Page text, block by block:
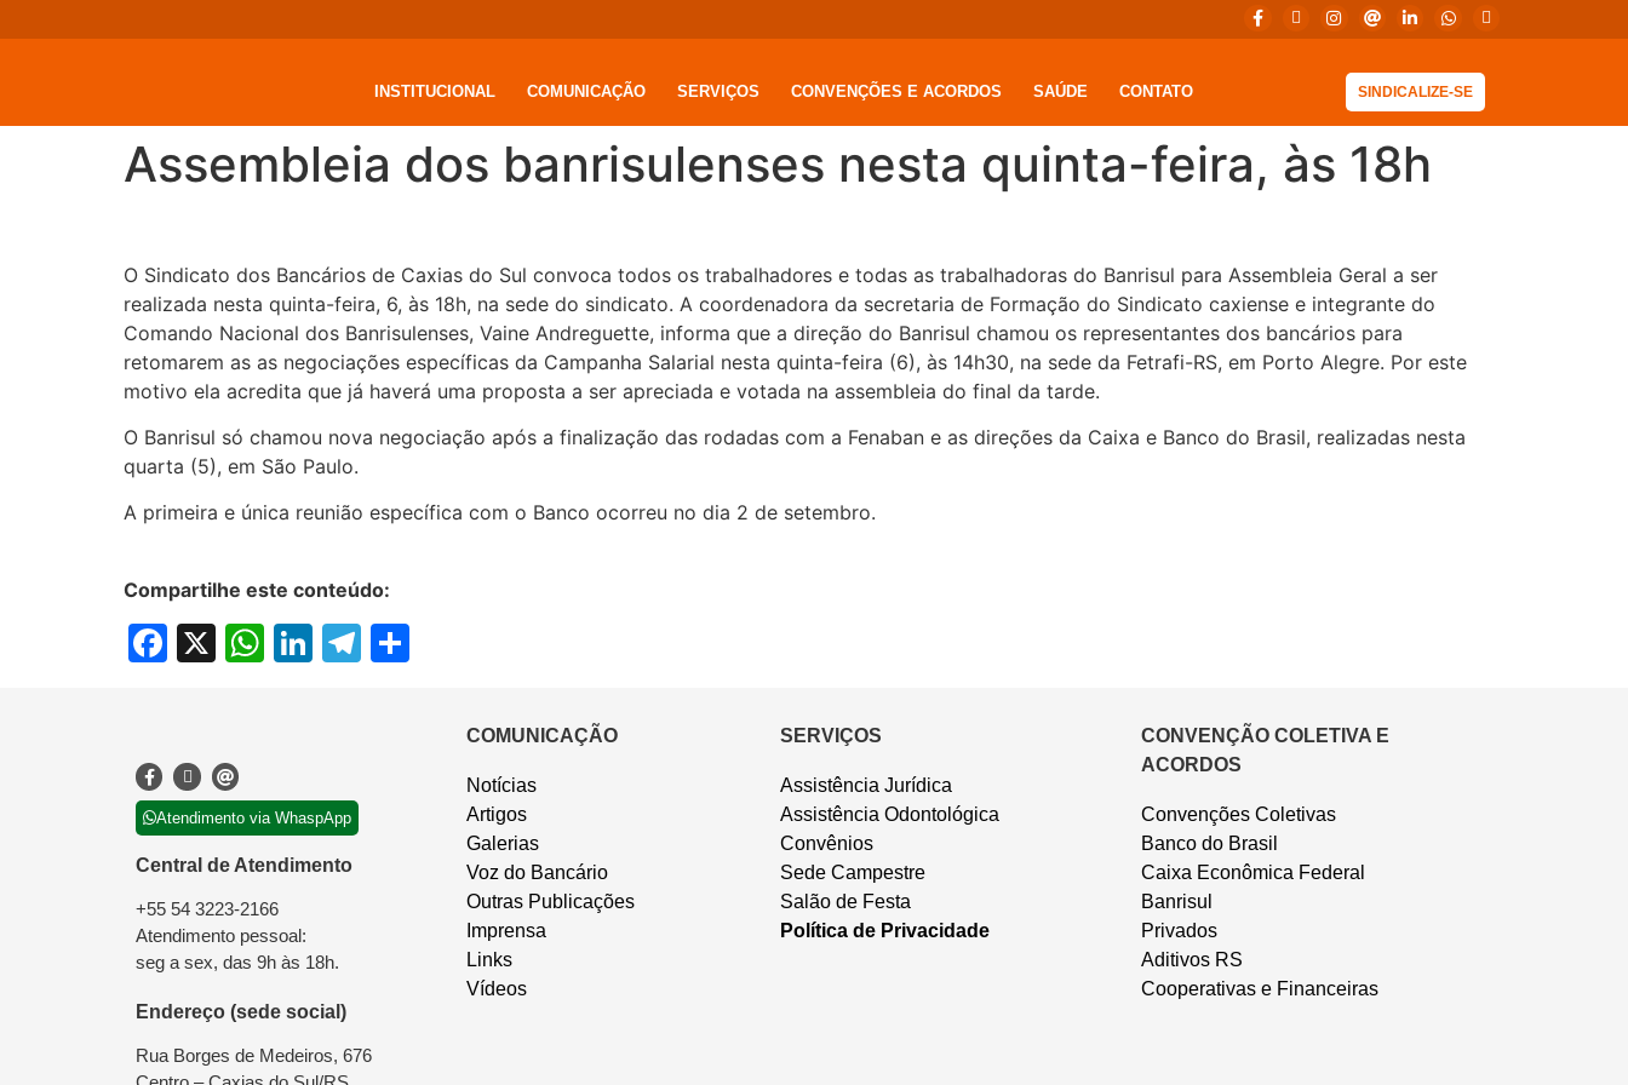
INSTITUCIONAL COMUNICAÇÃO SERVIÇOS CONVENÇÕES E ACORDOS SAÚDE CONTATO SINDICALIZE-SE
Assembleia dos banrisulenses nesta quinta-feira, às 18h
O Sindicato dos Bancários de Caxias do Sul convoca todos os trabalhadores e todas as trabalhadoras do Banrisul para Assembleia Geral a ser
realizada nesta quinta-feira, 6, às 18h, na sede do sindicato. A coordenadora da secretaria de Formação do Sindicato caxiense e integrante do
Comando Nacional dos Banrisulenses, Vaine Andreguette, informa que a direção do Banrisul chamou os representantes dos bancários para
retomarem as as negociações específicas da Campanha Salarial nesta quinta-feira (6), às 14h30, na sede da Fetrafi-RS, em Porto Alegre. Por este
motivo ela acredita que já haverá uma proposta a ser apreciada e votada na assembleia do final da tarde.
O Banrisul só chamou nova negociação após a finalização das rodadas com a Fenaban e as direções da Caixa e Banco do Brasil, realizadas nesta
quarta (5), em São Paulo.
A primeira e única reunião específica com o Banco ocorreu no dia 2 de setembro.
Compartilhe este conteúdo:
Facebook
X WhatsApp
LinkedIn
Telegram
Atendimento via WhaspApp
Central de Atendimento
+55 54 3223-2166
Atendimento pessoal:
seg a sex, das 9h às 18h.
Endereço (sede social)
Rua Borges de Medeiros, 676
COMUNICAÇÃO
Notícias
Artigos
Galerias
Voz do Bancário
Outras Publicações
Imprensa
Links
Vídeos
SERVIÇOS
Assistência Jurídica
Assistência Odontológica
Convênios
Sede Campestre
Salão de Festa
Política de Privacidade
CONVENÇÃO COLETIVA E
ACORDOS
Convenções Coletivas
Banco do Brasil
Caixa Econômica Federal
Banrisul
Privados
Aditivos RS
Cooperativas e Financeiras